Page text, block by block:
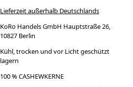
Lieferzeit außerhalb Deutschlands
KoRo Handels GmbH Hauptstraße 26,
10827 Berlin
Kühl, trocken und vor Licht geschützt
lagern
100 % CASHEWKERNE